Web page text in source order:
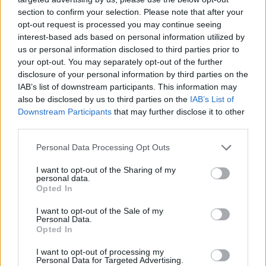
section to confirm your selection. Please note that after your
opt-out request is processed you may continue seeing
interest-based ads based on personal information utilized by
us or personal information disclosed to third parties prior to
your opt-out. You may separately opt-out of the further
disclosure of your personal information by third parties on the
IAB’s list of downstream participants. This information may
also be disclosed by us to third parties on the IAB’s List of
Downstream Participants that may further disclose it to other
Personal Data Processing Opt Outs
I want to opt-out of the Sharing of my
personal data.
Opted In
I want to opt-out of the Sale of my
Personal Data.
Opted In
I want to opt-out of processing my
Personal Data for Targeted Advertising.
διέλευση παράνομων
μεταναστών από τη
Λευκορωσία
ΧΤΕΣ
Λιθουανοί συνοριοφύλακες δέχθηκαν
επίθεση σε μία περίπτωση από ομάδα
μεταναστών που αντιστέκονταν στη
σύλληψή τους, οι αξιωματικοί
αναγκάστηκαν να υποχωρήσουν και οι
παράνομοι μετανάστες διέφυγαν πίσω
Σελήνη: Τι κρύβει η «σιγή
ΧΤΕΣ
GMT, αφήνοντας πίσω του κρατήρα 18
μέτρων - η οπτική επιβεβαίωση
Παναθηναϊκός – ΤΣΣΚΑ 1948: